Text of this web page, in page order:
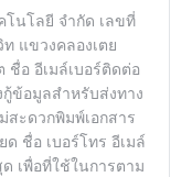
โนโลยี จำกัด เลขที่
แขวงคลองเตย
ชื่อ อีเมล์เบอร์ติดต่อ
ข้อมูลสำหรับส่งทาง
ะดวกพิมพ์เอกสาร
ชื่อ เบอร์โทร อีเมล์
เพื่อที่ใช้ในการตาม